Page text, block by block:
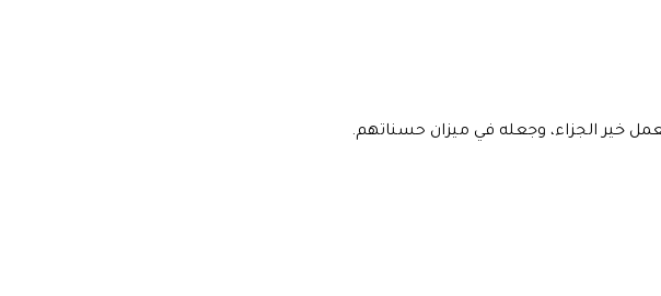
خير الجزاء، وجعله في ميزان حسناتهم.